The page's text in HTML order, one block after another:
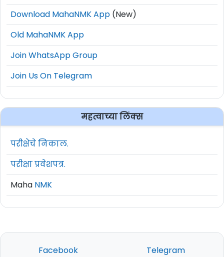
Download MahaNMK App (New)
Old MahaNMK App
Join WhatsApp Group
Join Us On Telegram
महत्वाच्या लिंक्स
परीक्षेचे निकाल.
परीक्षा प्रवेशपत्र.
Maha NMK
Facebook Telegram